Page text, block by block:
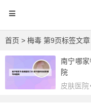
首页 > 梅毒 第9页标签文章
南宁哪
院
皮肤医院